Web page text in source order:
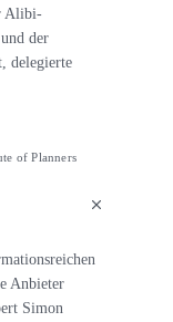
Alibi-
der
delegierte
of Planners
Anbieter
Simon